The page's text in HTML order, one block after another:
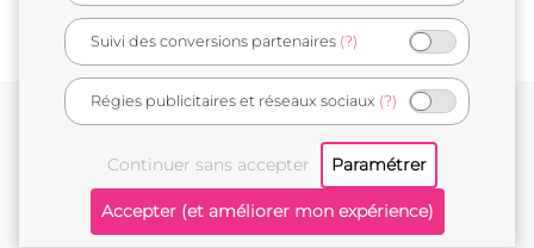
e-commerçant français
Mentions légales
Suivi des conversions partenaires (?)
Régies publicitaires et réseaux sociaux (?)